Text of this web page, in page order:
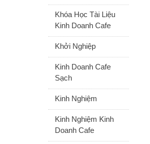
Khóa Học Tài Liệu
Kinh Doanh Cafe
Khởi Nghiệp
Kinh Doanh Cafe
Sạch
Kinh Nghiệm
Kinh Nghiệm Kinh
Doanh Cafe